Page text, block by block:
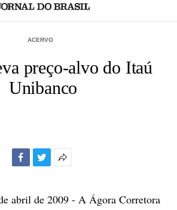
ACERVO
preço-alvo do Itaú
Unibanco
compartilhamento
abril de 2009 - A Ágora Corretora